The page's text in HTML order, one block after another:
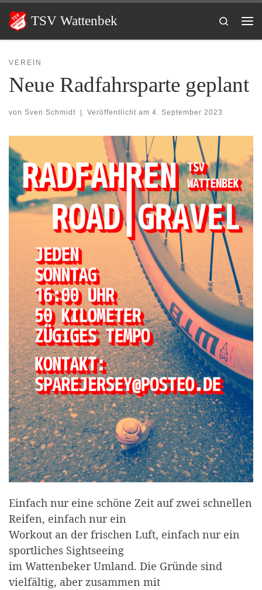
Zum Inhalt springen
TSV Wattenbek
Search
VEREIN
Neue Radfahrsparte geplant
von Sven Schmidt Veröffentlicht am 4. September 2023
Einfach nur eine schöne Zeit auf zwei schnellen
Reifen, einfach nur ein
Workout an der frischen Luft, einfach nur ein
sportliches Sightseeing
im Wattenbeker Umland. Die Gründe sind
vielfältig, aber zusammen mit